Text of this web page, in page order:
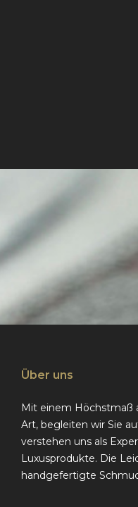
Über uns
Mit einem Höchstmaß
Art, begleiten wir Sie
verstehen uns als
Luxusprodukte. Die
handgefertigte